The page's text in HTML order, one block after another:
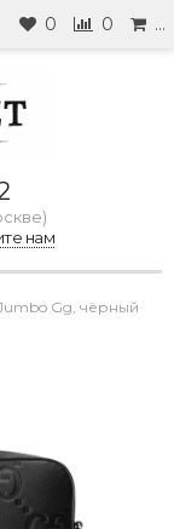
0 0 …
нам
Gg, чёрный